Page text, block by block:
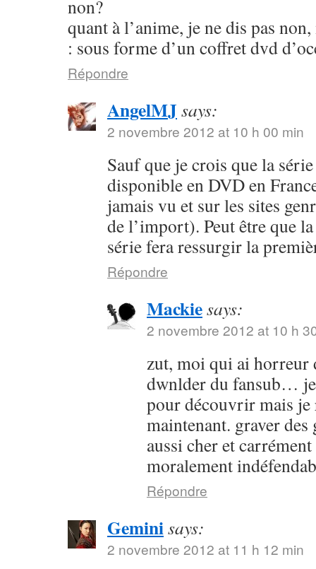
non?
quant à l’anime, je ne dis pas
: sous forme d’un coffret dvd
Répondre
AngelMJsays:
2 novembre 2012 at 10 h 00 min
Sauf que je crois que la
disponible en DVD en
jamais vu et sur les sites
de l’import). Peut être que
série fera ressurgir la
Répondre
Mackiesays:
2 novembre 2012 at 10 h
zut, moi qui ai horreur
dwnlder du fansub…
pour découvrir mais je
maintenant. graver des
aussi cher et
moralement
Répondre
Geminisays:
2 novembre 2012 at 11 h 12 min